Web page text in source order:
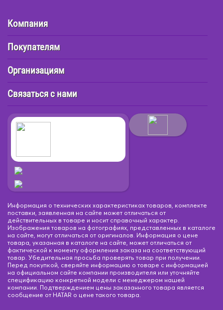
Компания
Покупателям
Организациям
Связаться с нами
Информация о технических характеристиках товаров, комплекте
поставки, заявленная на сайте может отличаться от
действительных в товаре и носит справочный характер.
Изображения товаров на фотографиях, представленных в каталоге
на сайте, могут отличаться от оригиналов. Информация о цене
товара, указанная в каталоге на сайте, может отличаться от
фактической к моменту оформления заказа на соответствующий
товар. Убедительная просьба проверять товар при получении.
Перед покупкой, сверяйте информацию о товаре с информацией
на официальном сайте компании производителя или уточняйте
спецификацию конкретной модели с менеджером нашей
компании. Подтверждением цены заказанного товара является
сообщение от HATAR о цене такого товара.